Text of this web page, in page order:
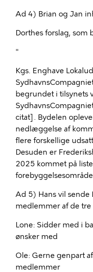
Ad 4) Brian og Jan
Dorthes forslag, som
"
Kgs. Enghave
begrundet i tilsynets
citat]. Bydelen
nedlæggelse af
flere forskellige
Desuden er
2025 kommet på
Ad 5) Hans vil sende
medlemmer af de tre
Lone: Sidder med i
ønsker med
Ole: Gerne genpart
medlemmer